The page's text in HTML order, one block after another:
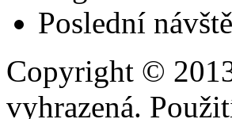
Poslední
Copyright ©
vyhrazená.